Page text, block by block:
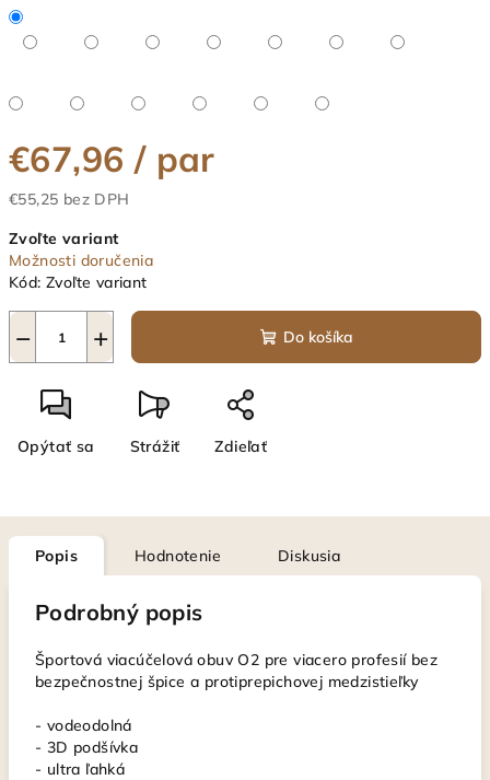
€67,96 / par
€55,25 bez DPH
cena:
Zvoľte variant
Možnosti doručenia
Kód: Zvoľte variant
+
− Do košíka
Opýtať sa Strážiť Zdieľať
Popis Hodnotenie Diskusia
Podrobný popis
Športová viacúčelová obuv O2 pre viacero profesií bez
bezpečnostnej špice a protiprepichovej medzistieľky
- vodeodolná
- 3D podšívka
- ultra ľahká